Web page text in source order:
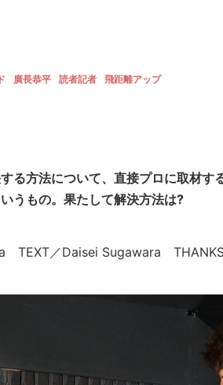
廣長恭平 読者記者 飛距離アップ
る方法について、直接プロに取材
うもの。果たして解決方法は?
TEXT／Daisei Sugawara